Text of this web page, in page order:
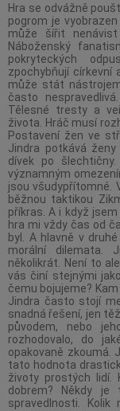
Hra se odvážně
pogrom je
může šířit
Náboženský
pokryteckých
zpochybňují církevní
může stát
často
Tělesné tresty a
života. Hráč musí
Postavení žen ve
Jindra potkává
dívek po
významným
jsou všudypřítomné.
běžnou taktikou
příkras. A i když
hra mi vždy čas od
byl. A hlavně v
morální dilemata.
několikrát. Není to
vás činí stejnými
čemu bojujeme?
Jindra často stojí
snadná řešení, jen
původem, nebo
rozhodovalo, do
opakovaně zkoumá.
tato hodnota
životy prostých lidí.
dobrem? Někdy
spravedlnosti. Kolik